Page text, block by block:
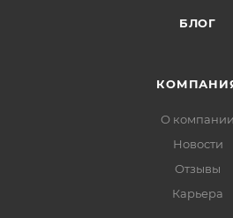
БЛОГ
О компании
Новости
Отзывы
Карьера